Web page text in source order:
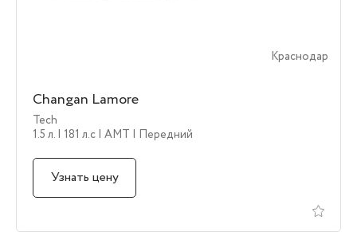
Краснодар
Changan Lamore
Tech
1.5 л. | 181 л.c | AMT | Передний
Узнать цену